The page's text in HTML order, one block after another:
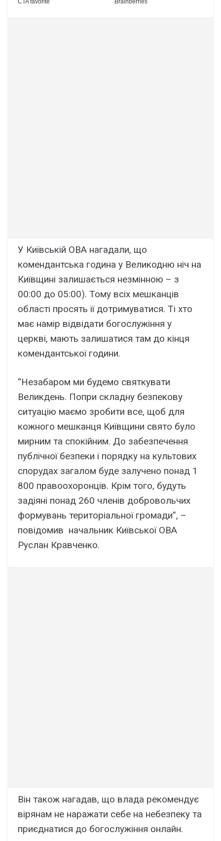
У Київській ОВА нагадали, що
комендантська година у Великодню ніч на
Київщині залишається незмінною – з
00:00 до 05:00). Тому всіх мешканців
області просять її дотримуватися. Ті хто
має намір відвідати богослужіння у
церкві, мають залишатися там до кінця
комендантської години.
“Незабаром ми будемо святкувати
Великдень. Попри складну безпекову
ситуацію маємо зробити все, щоб для
кожного мешканця Київщини свято було
мирним та спокійним. До забезпечення
публічної безпеки і порядку на культових
спорудах загалом буде залучено понад 1
800 правоохоронців. Крім того, будуть
задіяні понад 260 членів добровольчих
формувань територіальної громади”, –
повідомив начальник Київської ОВА
Руслан Кравченко.
Він також нагадав, що влада рекомендує
вірянам не наражати себе на небезпеку та
приєднатися до богослужіння онлайн.